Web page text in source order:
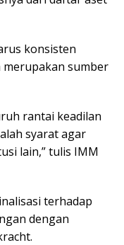
konsisten
sumber
rantai keadilan
syarat agar
lain,” tulis IMM
terhadap
dengan